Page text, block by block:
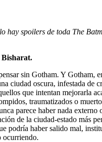
hay spoilers de toda The
sin Gotham. Y Gotham,
ciudad oscura, infestada de
que intentan mejorarla
traumatizados o
parece haber nada externo
de la ciudad-estado más
podría haber salido mal,
ocurriendo.